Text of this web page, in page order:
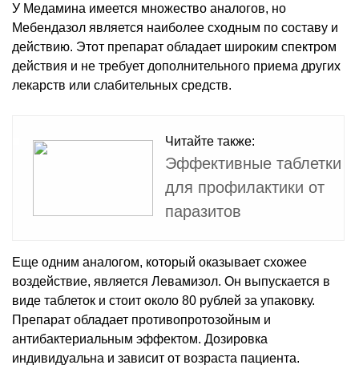
У Медамина имеется множество аналогов, но
Мебендазол является наиболее сходным по составу и
действию. Этот препарат обладает широким спектром
действия и не требует дополнительного приема других
лекарств или слабительных средств.
Читайте также:
Эффективные таблетки
для профилактики от
паразитов
Еще одним аналогом, который оказывает схожее
воздействие, является Левамизол. Он выпускается в
виде таблеток и стоит около 80 рублей за упаковку.
Препарат обладает противопротозойным и
антибактериальным эффектом. Дозировка
индивидуальна и зависит от возраста пациента.